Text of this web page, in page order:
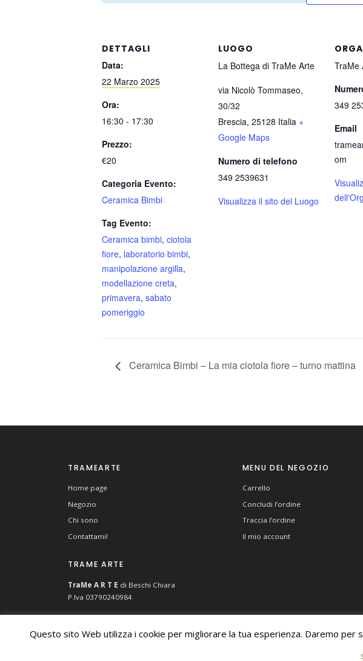
DETTAGLI
Data:
22 Marzo 2025
Ora:
16:30 - 17:30
Prezzo:
€20
Categoria Evento:
Ceramica Bimbi
Tag Evento:
Ceramica bimbi, ciotola
fiore, laboratorio bimbi,
manipolazione argilla,
modellazione creta,
primavera, sabato
pomeriggio
LUOGO
La Bottega di TraMe Arte
via Nicolò Tommaseo,
30/32
Brescia, 25128 Italia +
Google Maps
Numero di telefono
349 2539631
Visualizza il sito del Luogo
TraMe
349
Email
om
Ceramica Bimbi – La mia ciotola fiore – turno mattina
TRAMEARTE
Home page
Negozio
Chi sono
Contattami!
TRAME ARTE
TraMe A R T E di Beschi Chiara
P.Iva 03790240984
MENU DEL NEGOZIO
Carrello
Concludi l’ordine
Traccia l’ordine
Il mio account
Questo sito Web utilizza i cookie per migliorare la tua esperienza. Daremo